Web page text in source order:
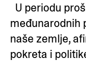
U periodu
međunarodnih
naše zemlje,
pokreta i